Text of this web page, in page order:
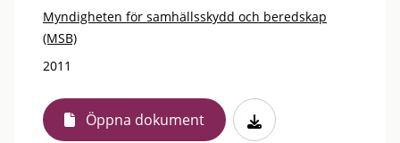
Myndigheten för samhällsskydd och beredskap
(MSB)
2011
Öppna dokument